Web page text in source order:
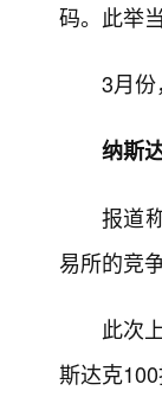
码。此举
3月
纳斯
报道
易所的竞争
此次
斯达克